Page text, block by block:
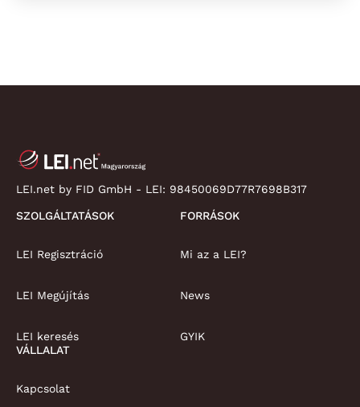
LEI.net by FID GmbH - LEI: 98450069D77R7698B317
SZOLGÁLTATÁSOK
LEI Regisztráció
LEI Megújítás
LEI keresés
FORRÁSOK
Mi az a LEI?
News
GYIK
VÁLLALAT
Kapcsolat